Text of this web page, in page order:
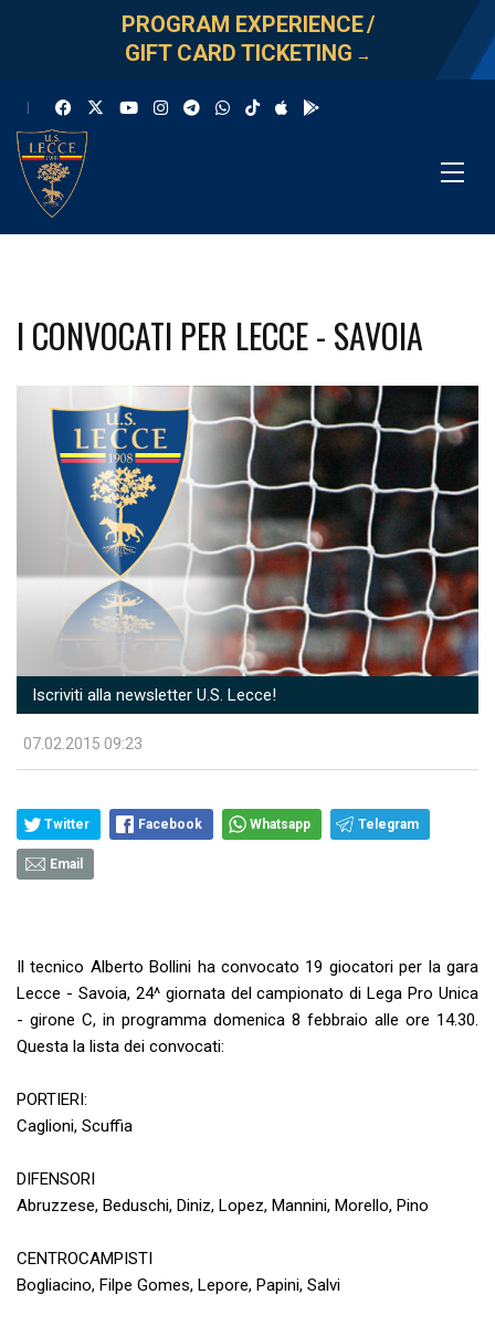
PROGRAM EXPERIENCE/
GIFT CARD TICKETING →
I CONVOCATI PER LECCE - SAVOIA
Iscriviti alla newsletter U.S. Lecce!
07.02.2015 09:23
Twitter Facebook Whatsapp Telegram
Email
Il tecnico Alberto Bollini ha convocato 19 giocatori per la gara
Lecce - Savoia, 24^ giornata del campionato di Lega Pro Unica
- girone C, in programma domenica 8 febbraio alle ore 14.30.
Questa la lista dei convocati:
PORTIERI:
Caglioni, Scuffia
DIFENSORI
Abruzzese, Beduschi, Diniz, Lopez, Mannini, Morello, Pino
CENTROCAMPISTI
Bogliacino, Filpe Gomes, Lepore, Papini, Salvi